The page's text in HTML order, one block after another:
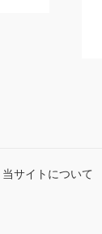
当サイトについて